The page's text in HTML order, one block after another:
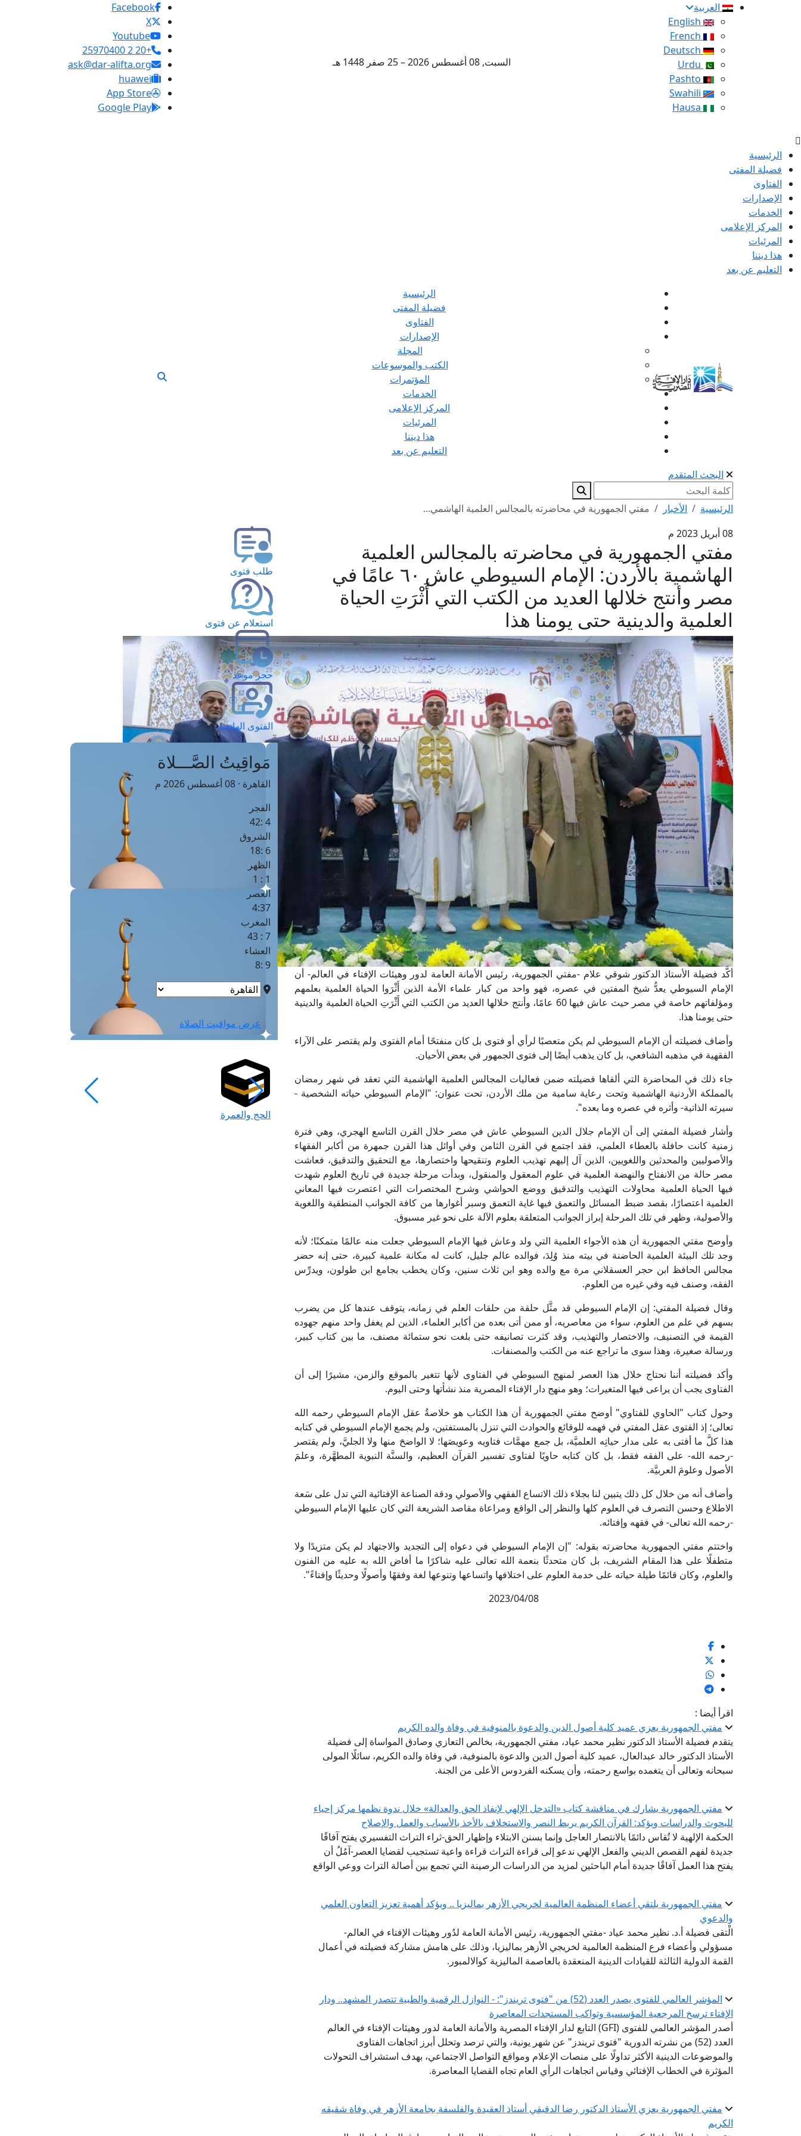
العربية
السبت, 08 أغسطس 2026 – 25 صفر 1448 هـ
Facebook
X
Youtube
+20 2 25970400
ask@dar-alifta.org
huawei
App Store
Google Play
الرئيسية
فضيلة المفتى
الفتاوى
الإصدارات
الخدمات
المركز الإعلامى
المرئيات
هذا ديننا
التعليم عن بعد
الرئيسية
فضيلة المفتى
الفتاوى
الإصدارات
المجلة
الكتب والموسوعات
المؤتمرات
الخدمات
المركز الإعلامى
المرئيات
هذا ديننا
التعليم عن بعد
البحث المتقدم
الرئيسية الأخبار
مفتي الجمهورية في محاضرته بالمجالس العلمية الهاشمي...
08 أبريل 2023 م
مفتي الجمهورية في محاضرته بالمجالس العلمية
الهاشمية بالأردن: الإمام السيوطي عاش ٦٠ عامًا في
مصر وأنتج خلالها العديد من الكتب التي أَثْرَتِ الحياة
العلمية والدينية حتى يومنا هذا
أكَّد فضيلة الأستاذ الدكتور شوقي علام -مفتي الجمهورية، رئيس الأمانة العامة لدور وهيئات الإفتاء في العالم- أن
الإمام السيوطي يعدُّ شيخ المفتين في عصره، فهو واحد من كبار علماء الأمة الذين أَثْرَوا الحياة العلمية بعلمهم
ومؤلفاتهم خاصة في مصر حيث عاش فيها 60 عامًا، وأنتج خلالها العديد من الكتب التي أَثْرَتِ الحياة العلمية والدينية
حتى يومنا هذا.
وأضاف فضيلته أن الإمام السيوطي لم يكن متعصبًا لرأي أو فتوى بل كان منفتحًا أمام الفتوى ولم يقتصر على الآراء
الفقهية في مذهبه الشافعي، بل كان يذهب أيضًا إلى فتوى الجمهور في بعض الأحيان.
جاء ذلك في المحاضرة التي ألقاها فضيلته ضمن فعاليات المجالس العلمية الهاشمية التي تعقد في شهر رمضان
بالمملكة الأردنية الهاشمية وتحت رعاية سامية من ملك الأردن، تحت عنوان: "الإمام السيوطي حياته الشخصية -
سيرته الذاتية- وأثره في عصره وما بعده".
وأشار فضيلة المفتي إلى أن الإمام جلال الدين السيوطي عاش في مصر خلال القرن التاسع الهجري، وهي فترة
زمنية كانت حافلة بالعطاء العلمي، فقد اجتمع في القرن الثامن وفي أوائل هذا القرن جمهرة من أكابر الفقهاء
والأصوليين والمحدثين واللغويين، الذين آل إليهم تهذيب العلوم وتنقيحها واختصارها، مع التحقيق والتدقيق، فعاشت
مصر حالة من الانفتاح والنهضة العلمية في علوم المعقول والمنقول، وبدأت مرحلة جديدة في تاريخ العلوم شهدت
فيها الحياة العلمية محاولات التهذيب والتدقيق ووضع الحواشي وشرح المختصرات التي اعتصرت فيها المعاني
العلمية اعتصارًا، بقصد ضبط المسائل والتعمق فيها غاية التعمق وسبر أغوارها من كافة الجوانب المنطقية واللغوية
والأصولية، وظهر في تلك المرحلة إبراز الجوانب المتعلقة بعلوم الآلة على نحو غير مسبوق.
وأوضح مفتي الجمهورية أن هذه الأجواء العلمية التي ولد وعاش فيها الإمام السيوطي جعلت منه عالمًا متمكنًا؛ لأنه
وجد تلك البيئة العلمية الحاضنة في بيته منذ وُلِدَ، فوالده عالم جليل، كانت له مكانة علمية كبيرة، حتى إنه حضر
مجالس الحافظ ابن حجر العسقلاني مرة مع والده وهو ابن ثلاث سنين، وكان يخطب بجامع ابن طولون، ويدرِّس
الفقه، وصنف فيه وفي غيره من العلوم.
وقال فضيلة المفتي: إن الإمام السيوطي قد مثَّل حلقة من حلقات العلم في زمانه، يتوقف عندها كل من يضرب
بسهم في علم من العلوم، سواء من معاصريه، أو ممن أتى بعده من أكابر العلماء، الذين لم يغفل واحد منهم جهوده
القيمة في التصنيف، والاختصار والتهذيب، وقد كثرت تصانيفه حتى بلغت نحو ستمائة مصنف، ما بين كتاب كبير،
ورسالة صغيرة، وهذا سوى ما تراجع عنه من الكتب والمصنفات.
وأكد فضيلته أننا نحتاج خلال هذا العصر لمنهج السيوطي في الفتاوى لأنها تتغير بالموقع والزمن، مشيرًا إلى أن
الفتاوى يجب أن يراعى فيها المتغيرات؛ وهو منهج دار الإفتاء المصرية منذ نشأتها وحتى اليوم.
وحول كتاب "الحاوي للفتاوي" أوضح مفتي الجمهورية أن هذا الكتاب هو خلاصةُ عقل الإمام السيوطي رحمه الله
تعالى؛ إذ الفتوى عقل المفتي في فهمه للوقائع والحوادث التي تنزل بالمستفتين، ولم يجمع الإمام السيوطي في كتابه
هذا كلَّ ما أفتى به على مدار حياتِه العلميَّة، بل جمع مهمَّات فتاويه وعويصَها؛ لا الواضحَ منها ولا الجليَّ، ولم يقتصر
-رحمه الله- على الفقه فقط، بل كان كتابه حاويًا لفتاوى تفسير القرآن العظيم، والسنَّة النبوية المطهَّرة، وعلمَ
الأصول وعلومَ العربيَّة.
وأضاف أنه من خلال كل ذلك يتبين لنا بجلاء ذلك الاتساع الفقهي والأصولي ودقة الصناعة الإفتائية التي تدل على سَعة
الاطلاع وحسن التصرف في العلوم كلها والنظر إلى الواقع ومراعاة مقاصد الشريعة التي كان عليها الإمام السيوطي
-رحمه الله تعالى- في فقهه وإفتائه.
واختتم مفتي الجمهورية محاضرته بقوله: "إن الإمام السيوطي في دعواه إلى التجديد والاجتهاد لم يكن متزيدًا ولا
متطفلًا على هذا المقام الشريف، بل كان متحدثًا بنعمة الله تعالى عليه شاكرًا ما أفاض الله به عليه من الفنون
والعلوم، وكان قائمًا طيلة حياته على خدمة العلوم على اختلافها واتساعها وتنوعها لغة وفقهًا وأصولًا وحديثًا وإفتاءً".
2023/04/08
اقرأ أيضا :
مفتي الجمهورية يعزي عميد كلية أصول الدين والدعوة بالمنوفية في وفاة والده الكريم
يتقدم فضيلة الأستاذ الدكتور نظير محمد عياد، مفتي الجمهورية، بخالص التعازي وصادق المواساة إلى فضيلة
الأستاذ الدكتور خالد عبدالعال، عميد كلية أصول الدين والدعوة بالمنوفية، في وفاة والده الكريم، سائلًا المولى
سبحانه وتعالى أن يتغمده بواسع رحمته، وأن يسكنه الفردوس الأعلى من الجنة.
مفتي الجمهورية يشارك في مناقشة كتاب «التدخل الإلهي لإنفاذ الحق والعدالة» خلال ندوة نظمها مركز إحياء
للبحوث والدراسات ويؤكد: القرآن الكريم يربط النصر والاستخلاف بالأخذ بالأسباب والعمل والإصلاح
الحكمة الإلهية لا تُقاس دائمًا بالانتصار العاجل وإنما بسنن الابتلاء وإظهار الحق-ثراء التراث التفسيري يفتح آفاقًا
جديدة لفهم القصص الديني والفعل الإلهي ندعو إلى قراءة التراث قراءة واعية تستجيب لقضايا العصر-آمُلُ أن
يفتح هذا العمل آفاقًا جديدة أمام الباحثين لمزيد من الدراسات الرصينة التي تجمع بين أصالة التراث ووعي الواقع
مفتي الجمهورية يلتقي أعضاء المنظمة العالمية لخريجي الأزهر بماليزيا .. ويؤكد أهمية تعزيز التعاون العلمي
والدعوي
الْتقى فضيلة أ.د. نظير محمد عياد -مفتي الجمهورية، رئيس الأمانة العامة لدُور وهيئات الإفتاء في العالم-
مسؤولي وأعضاء فرع المنظمة العالمية لخريجي الأزهر بماليزيا، وذلك على هامش مشاركة فضيلته في أعمال
القمة الدولية الثالثة للقيادات الدينية المنعقدة بالعاصمة الماليزية كوالالمبور.
المؤشر العالمي للفتوى يصدر العدد (52) من "فتوى تريندز": - النوازل الرقمية والطبية تتصدر المشهد.. ودار
الإفتاء ترسخ المرجعية المؤسسية وتواكب المستجدات المعاصرة
أصدر المؤشر العالمي للفتوى (GFI) التابع لدار الإفتاء المصرية والأمانة العامة لدور وهيئات الإفتاء في العالم
العدد (52) من نشرته الدورية "فتوى تريندز" عن شهر يونية، والتي ترصد وتحلل أبرز اتجاهات الفتاوى
والموضوعات الدينية الأكثر تداولًا على منصات الإعلام ومواقع التواصل الاجتماعي، بهدف استشراف التحولات
المؤثرة في الخطاب الإفتائي وقياس اتجاهات الرأي العام تجاه القضايا المعاصرة.
مفتي الجمهورية يعزي الأستاذ الدكتور رضا الدقيقي أستاذ العقيدة والفلسفة بجامعة الأزهر في وفاة شقيقه
الكريم
طلب فتوى
استعلام عن فتوى
حجز موعد
الفتوى الهاتفية
مَواقِيتُ الصَّـــلاة
القاهرة · 08 أغسطس 2026 م
الفجر
4 :42
الشروق
6 :18
الظهر
1 : 1
العصر
4:37
المغرب
7 : 43
العشاء
9 :8
عرض مواقيت الصلاة
الحج والعمرة